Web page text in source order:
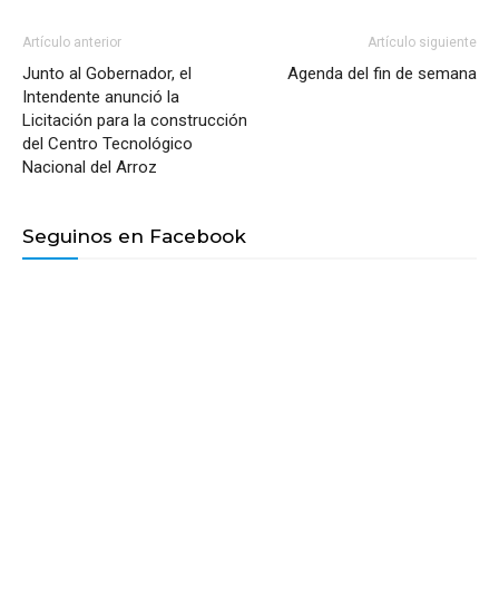
Artículo anterior
Junto al Gobernador, el
Intendente anunció la
Licitación para la construcción
del Centro Tecnológico
Nacional del Arroz
Artículo siguiente
Agenda del fin de semana
Seguinos en Facebook